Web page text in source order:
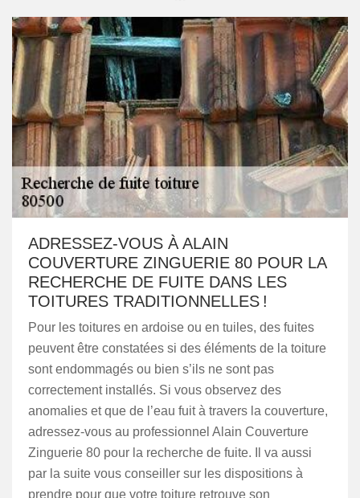
ADRESSEZ-VOUS À ALAIN
COUVERTURE ZINGUERIE 80 POUR LA
RECHERCHE DE FUITE DANS LES
TOITURES TRADITIONNELLES !
Pour les toitures en ardoise ou en tuiles, des fuites
peuvent être constatées si des éléments de la toiture
sont endommagés ou bien s’ils ne sont pas
correctement installés. Si vous observez des
anomalies et que de l’eau fuit à travers la couverture,
adressez-vous au professionnel Alain Couverture
Zinguerie 80 pour la recherche de fuite. Il va aussi
par la suite vous conseiller sur les dispositions à
prendre pour que votre toiture retrouve son